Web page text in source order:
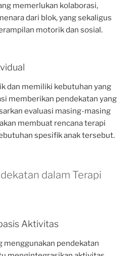
memerlukan kolaborasi,
dari blok, yang sekaligus
motorik dan sosial.
dan memiliki kebutuhan yang
memberikan pendekatan yang
evaluasi masing-masing
membuat rencana terapi
spesifik anak tersebut.
dalam Terapi
Aktivitas
menggunakan pendekatan